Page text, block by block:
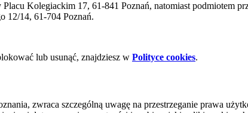
Kolegiackim 17, 61-841 Poznań, natomiast podmiotem
12/14, 61-704 Poznań.
lub usunąć, znajdziesz w Polityce cookies.
zwraca szczególną uwagę na przestrzeganie prawa